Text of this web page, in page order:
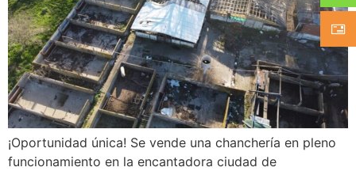
¡Oportunidad única! Se vende una chanchería en pleno
funcionamiento en la encantadora ciudad de